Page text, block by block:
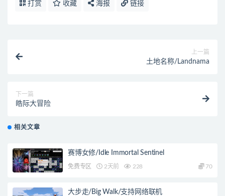
打赏 收藏 海报 链接
上一篇
土地名称/Landnama
下一篇
皓际大冒险
相关文章
赛博女修/Idle Immortal Sentinel
免费专区 2天前 228 70
大步走/Big Walk/支持网络联机